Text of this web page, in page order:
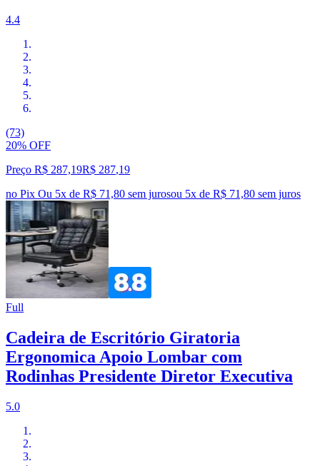
4.4
(73)
20% OFF
Preço R$ 287,19R$ 287,19
no Pix Ou 5x de R$ 71,80 sem jurosou 5x de R$ 71,80 sem juros
Full
Cadeira de Escritório Giratoria
Ergonomica Apoio Lombar com
Rodinhas Presidente Diretor Executiva
5.0